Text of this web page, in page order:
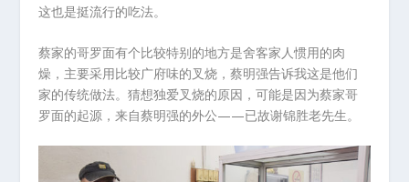
这也是挺流行的吃法。
蔡家的哥罗面有个比较特别的地方是舍客家人惯用的肉
燥，主要采用比较广府味的叉烧，蔡明强告诉我这是他们
家的传统做法。猜想独爱叉烧的原因，可能是因为蔡家哥
罗面的起源，来自蔡明强的外公——已故谢锦胜老先生。